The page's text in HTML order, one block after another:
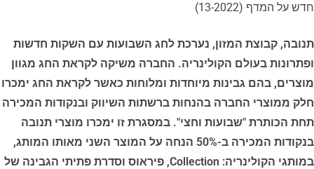
חדש על המדף (13-2022)
תנובה, קבוצת המזון, נערכת לחג השבועות עם השקות חדשות
ופתרונות בעולם הקולינריה. החברה משיקה לקראת החג מגוון
מוצרים, בהם גבינות מיוחדות ומלוחות כאשר לקראת החג ימכרו
חלק ממוצרי החברה בהנחות ברשתות השיווק ובנקודות המכירה
תחת הכותרת "שבועות וחצי". במסגרת זו ימכרו מוצרי תנובה
בנקודות המכירה ב-50% הנחה על המוצר השני מאותו המותג,
במותגי הקולינריה: Collection, פיראוס וסדרת פתיתי הגבינה של